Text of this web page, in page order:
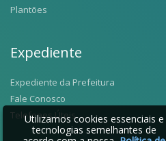
Plantões
Expediente
Expediente da Prefeitura
Fale Conosco
Telefones Úteis
Utilizamos cookies essenciais e
tecnologias semelhantes de